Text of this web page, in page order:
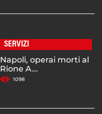
SERVIZI
Napoli, operai morti al
Rione A...
1098